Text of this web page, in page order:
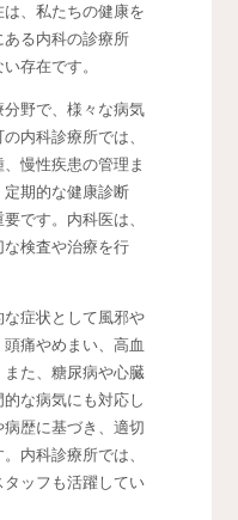
、私たちの健康を
る内科の診療所
存在です。
野で、様々な病気
内科診療所では、
慢性疾患の管理ま
期的な健康診断
です。内科医は、
検査や治療を行
症状として風邪や
痛やめまい、高血
た、糖尿病や心臓
な病気にも対応し
歴に基づき、適切
内科診療所では、
ッフも活躍してい